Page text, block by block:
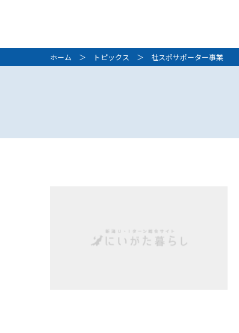
ホーム ＞ トピックス ＞ 社スポサポーター事業